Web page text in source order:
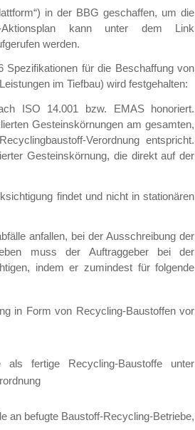
in der BBG geschaffen, um die
kann unter dem Link
werden.
Spezifikationen für die Beschaffung von
im Tiefbau) wird festgehalten:
ISO 14.001 bzw. EMAS honoriert.
Gesteinskörnungen am gesamten,
Verordnung entspricht.
Gesteinskörnung, die direkt auf der
findet und nicht in stationären
anfallen, bei der Ausschreibung der
muss der Auftraggeber bei der
indem er zumindest für folgende
in Form von Recycling-Baustoffen vor
fertige Recycling-Baustoffe unter
an befugte Baustoff-Recycling-Betriebe,